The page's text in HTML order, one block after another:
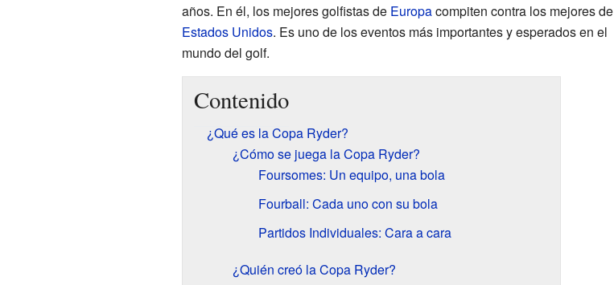
años. En él, los mejores golfistas de Europacompiten contra los mejores de
Estados Unidos. Es uno de los eventos más importantes y esperados en el
mundo del golf.
Contenido
¿Qué es la Copa Ryder?
¿Cómo se juega la Copa Ryder?
Foursomes: Un equipo, una bola
Fourball: Cada uno con su bola
Partidos Individuales: Cara a cara
¿Quién creó la Copa Ryder?